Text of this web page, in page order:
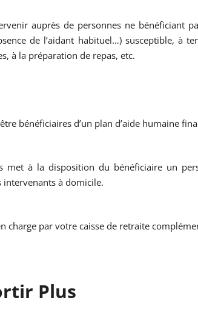
auprès de personnes ne bénéficiant
de l’aidant habituel…) susceptible, à
à la préparation de repas, etc.
bénéficiaires d’un plan d’aide humaine
met à la disposition du bénéficiaire un
à domicile.
charge par votre caisse de retraite
Plus